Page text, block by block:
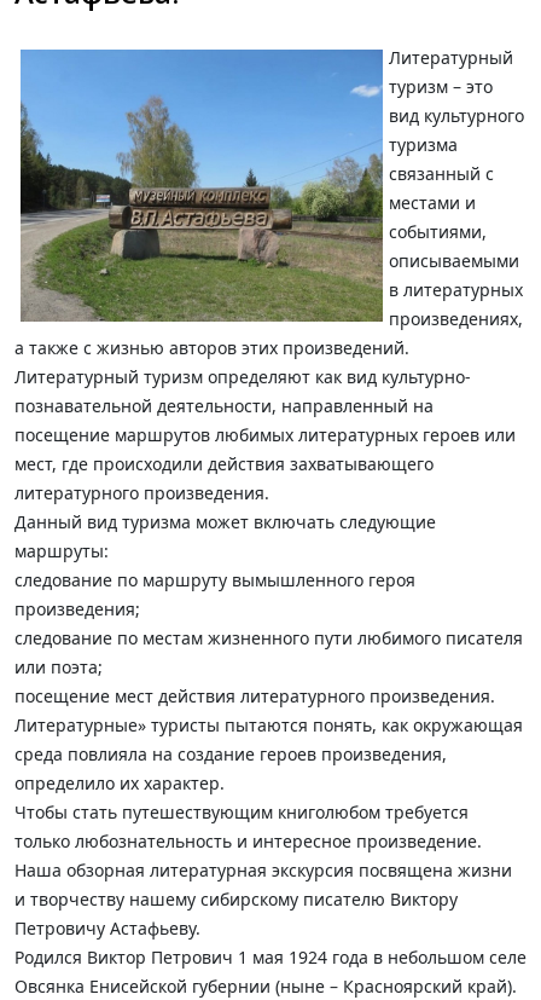
Литературный
туризм – это
вид культурного
туризма
связанный с
местами и
событиями,
описываемыми
в литературных
произведениях,
а также с жизнью авторов этих произведений.
Литературный туризм определяют как вид культурно-
познавательной деятельности, направленный на
посещение маршрутов любимых литературных героев или
мест, где происходили действия захватывающего
литературного произведения.
Данный вид туризма может включать следующие
маршруты:
следование по маршруту вымышленного героя
произведения;
следование по местам жизненного пути любимого писателя
или поэта;
посещение мест действия литературного произведения.
Литературные» туристы пытаются понять, как окружающая
среда повлияла на создание героев произведения,
определило их характер.
Чтобы стать путешествующим книголюбом требуется
только любознательность и интересное произведение.
Наша обзорная литературная экскурсия посвящена жизни
и творчеству нашему сибирскому писателю Виктору
Петровичу Астафьеву.
Родился Виктор Петрович 1 мая 1924 года в небольшом селе
Овсянка Енисейской губернии (ныне – Красноярский край).